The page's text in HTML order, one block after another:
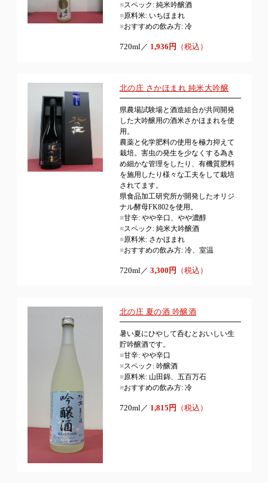
■スペック: 純米吟醸酒
■原料米: いちほまれ
■おすすめの飲み方: 冷
720ml／ 1,936円 （税込）
北の庄 さかほまれ 純米大吟醸
県農場試験場と酒造組合が共同開発
した大吟醸用の酒米さかほまれを使
用。
農薬と化学肥料の使用を極力抑えて
栽培。害虫の発生を少なくする為き
め細かな管理をしたり、有機質肥料
を施用したり様々な工夫をして栽培
されてます。
県食品加工研究所が開発したオリジ
ナル酵母FK802を使用。
■甘辛: やや辛口、やや濃醇
■スペック: 純米大吟醸酒
■原料米: さかほまれ
■おすすめの飲み方: 冷、室温
720ml／ 3,300円 （税込）
北の庄 夏の酒 吟醸酒
暑い夏にひやして呑むとおいしい生
貯吟醸酒です。
■甘辛: やや辛口
■スペック: 吟醸酒
■原料米: 山田錦、五百万石
■おすすめの飲み方: 冷
720ml／ 1,815円 （税込）